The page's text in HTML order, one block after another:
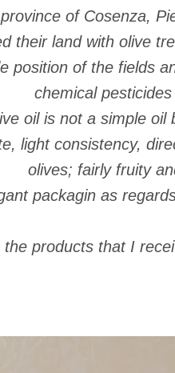
of Cosenza,
their land with olive
position of the fields
chemical
oil is not a simple
light consistency,
olives; fairly fruity
packagin as
the products that I